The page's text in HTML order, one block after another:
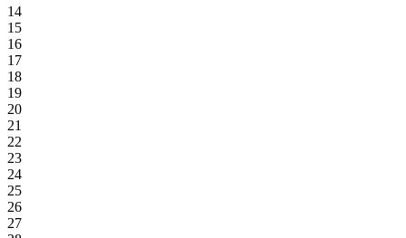
14
15
16
17
18
19
20
21
22
23
24
25
26
27